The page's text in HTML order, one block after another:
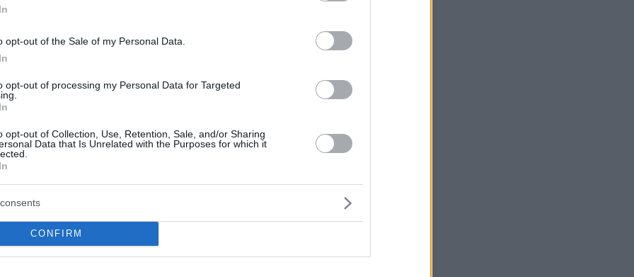
opt-out of the Sale of my Personal Data.
opt-out of processing my Personal Data for Targeted
opt-out of Collection, Use, Retention, Sale, and/or Sharing
Data that Is Unrelated with the Purposes for which it
CONFIRM
και συνοριακούς σταθμούς, καθώς
η είσοδος φυτών, φυτικών προϊόντων ή
υλικού που μπορεί να μεταφέρει
στοιχεία των αρμόδιων
πραγματοποιήθηκαν το 2025 συνολικά 11.727
τη χώρα. Η μεγαλύτερη δραστηριότητα
στην Κεντρική Μακεδονία με 2.930